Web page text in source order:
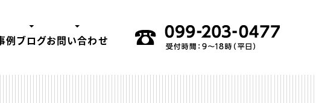
例ブログお問い合わせ